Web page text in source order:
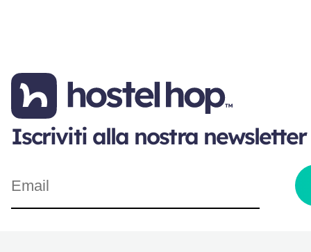
Iscriviti alla nostra newsletter